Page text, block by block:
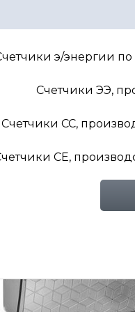
э/энергии по
Счетчики ЭЭ,
Счетчики СС,
СЕ,